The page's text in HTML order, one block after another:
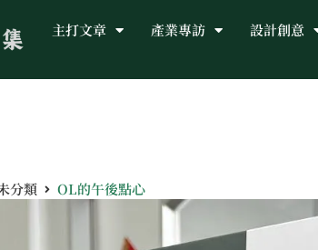
主打文章 產業專訪 設計創意
分類 OL的午後點心